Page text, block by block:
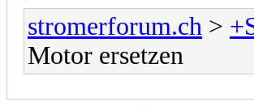
stromerforum.ch >
Motor ersetzen